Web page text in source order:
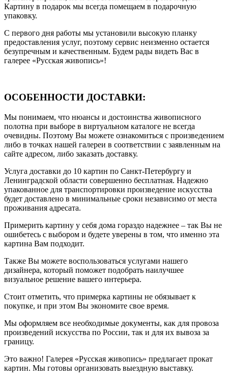
Картину в подарок мы всегда помещаем в подарочную
упаковку.
С первого дня работы мы установили высокую планку
предоставления услуг, поэтому сервис неизменно остается
безупречным и качественным. Будем рады видеть Вас в
галерее «Русская живопись»!
ОСОБЕННОСТИ ДОСТАВКИ:
Мы понимаем, что нюансы и достоинства живописного
полотна при выборе в виртуальном каталоге не всегда
очевидны. Поэтому Вы можете ознакомиться с произведением
либо в точках нашей галереи в соответствии с заявленным на
сайте адресом, либо заказать доставку.
Услуга доставки до 10 картин по Санкт-Петербургу и
Ленинградской области совершенно бесплатная. Надежно
упакованное для транспортировки произведение искусства
будет доставлено в минимальные сроки независимо от места
проживания адресата.
Примерить картину у себя дома гораздо надежнее – так Вы не
ошибетесь с выбором и будете уверены в том, что именно эта
картина Вам подходит.
Также Вы можете воспользоваться услугами нашего
дизайнера, который поможет подобрать наилучшее
визуальное решение вашего интерьера.
Стоит отметить, что примерка картины не обязывает к
покупке, и при этом Вы экономите свое время.
Мы оформляем все необходимые документы, как для провоза
произведений искусства по России, так и для их вывоза за
границу.
Это важно! Галерея «Русская живопись» предлагает прокат
картин. Мы готовы организовать выездную выставку.